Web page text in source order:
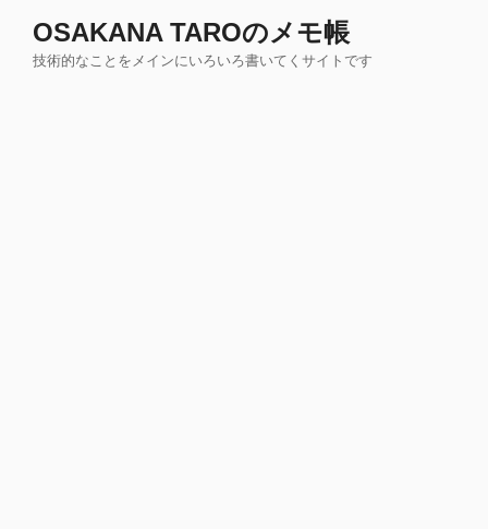
OSAKANA TAROのメモ帳
技術的なことをメインにいろいろ書いてくサイトです